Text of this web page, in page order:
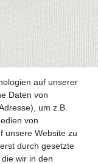
auf unserer
Daten von
um z.B.
von
unsere Website zu
durch gesetzte
wir in den